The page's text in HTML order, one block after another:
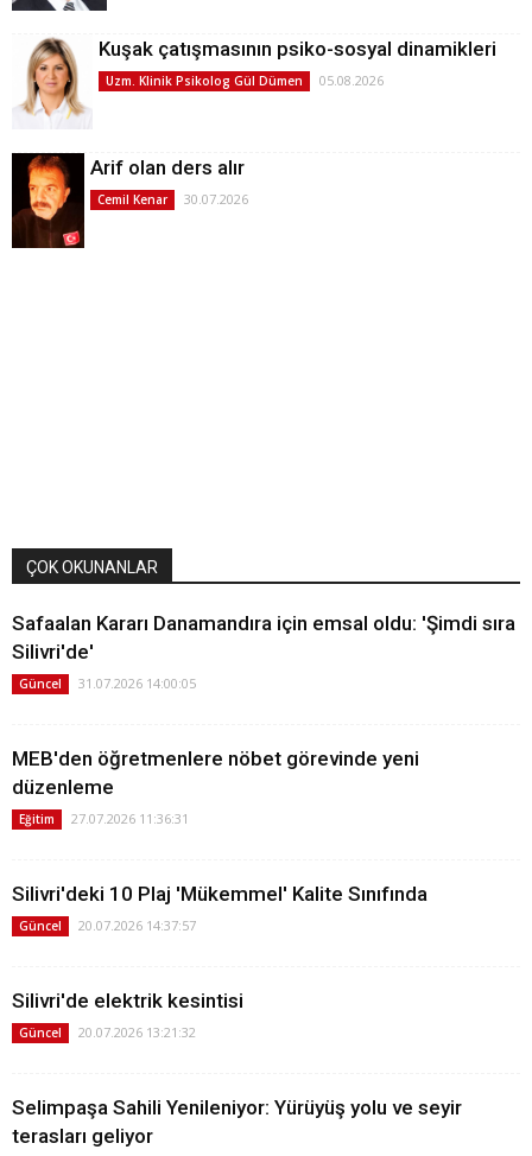
Kuşak çatışmasının psiko-sosyal dinamikleri
Uzm. Klinik Psikolog Gül Dümen 05.08.2026
Arif olan ders alır
Cemil Kenar 30.07.2026
ÇOK OKUNANLAR
Safaalan Kararı Danamandıra için emsal oldu: 'Şimdi sıra
Silivri'de'
Güncel 31.07.2026 14:00:05
MEB'den öğretmenlere nöbet görevinde yeni
düzenleme
Eğitim 27.07.2026 11:36:31
Silivri'deki 10 Plaj 'Mükemmel' Kalite Sınıfında
Güncel 20.07.2026 14:37:57
Silivri'de elektrik kesintisi
Güncel 20.07.2026 13:21:32
Selimpaşa Sahili Yenileniyor: Yürüyüş yolu ve seyir
terasları geliyor